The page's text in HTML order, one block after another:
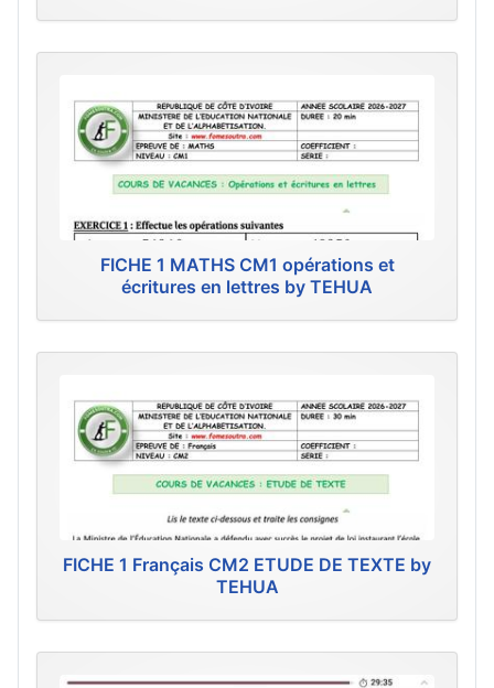
FICHE 1 MATHS CM1 opérations et
écritures en lettres by TEHUA
FICHE 1 Français CM2 ETUDE DE TEXTE by
TEHUA